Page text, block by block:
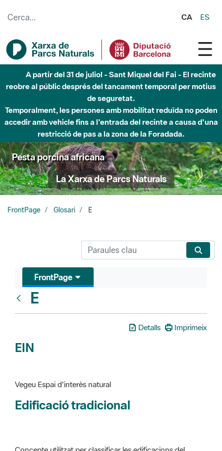
CA ES
A partir del 31 de juliol - Sant Miquel del Fai - El recinte
reobre al públic després del tancament temporal per motius
de seguretat.
Temporalment, les persones amb mobilitat reduïda no poden
accedir amb vehicle fins a l'entrada del recinte a causa d'una
restricció de pas a la zona de la Foradada.
Pesta porcina africana
La Xarxa de Parcs Naturals
FrontPage Glosari E
FrontPage
E
Detalls Imprimeix
EIN
Vegeu Espai d'interès natural
Edificació tradicional